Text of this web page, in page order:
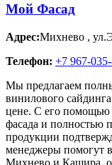
Мой Фасад
Адрес:Михнево ,
Телефон: +7 967-
Мы предлагаем
винилового
цене. С его помощью
фасада и полностью
продукции
менеджеры помогут
Михнево и Кашира,